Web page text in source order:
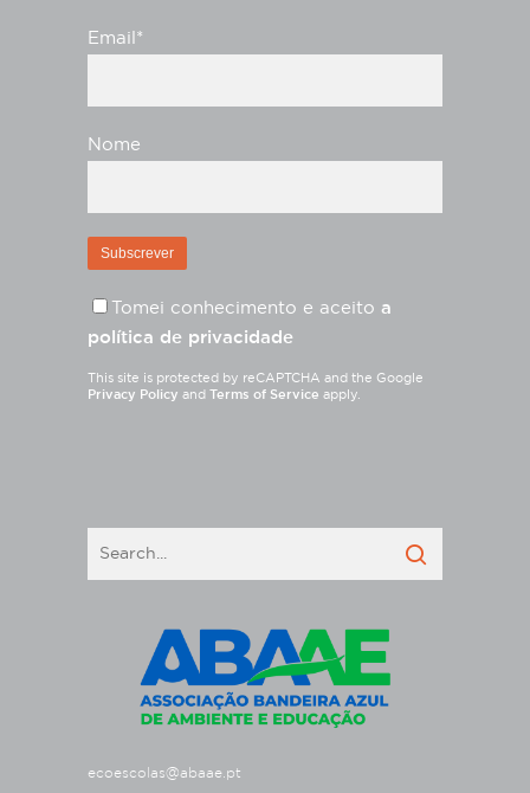
Email*
Nome
Tomei conhecimento e aceito a
política de privacidade
This site is protected by reCAPTCHA and the Google
Privacy Policy and Terms of Service apply.
ecoescolas@abaae.pt